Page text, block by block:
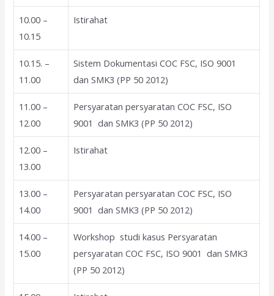
10.00 –
10.15
Istirahat
10.15. –
11.00
Sistem Dokumentasi COC FSC, ISO 9001
dan SMK3 (PP 50 2012)
11.00 –
12.00
Persyaratan persyaratan COC FSC, ISO
9001 dan SMK3 (PP 50 2012)
12.00 –
13.00
Istirahat
13.00 –
14.00
Persyaratan persyaratan COC FSC, ISO
9001 dan SMK3 (PP 50 2012)
14.00 –
15.00
Workshop studi kasus Persyaratan
persyaratan COC FSC, ISO 9001 dan SMK3
(PP 50 2012)